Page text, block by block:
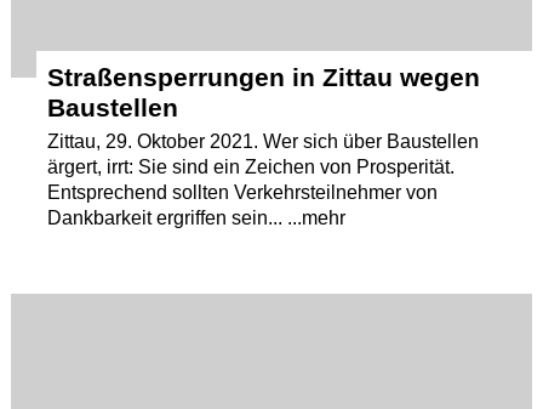
Straßensperrungen in Zittau wegen
Baustellen
Zittau, 29. Oktober 2021. Wer sich über Baustellen
ärgert, irrt: Sie sind ein Zeichen von Prosperität.
Entsprechend sollten Verkehrsteilnehmer von
Dankbarkeit ergriffen sein... ...mehr